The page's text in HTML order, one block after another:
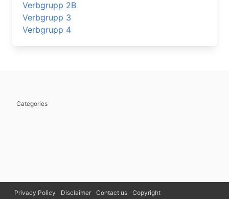
Verbgrupp 2B
Verbgrupp 3
Verbgrupp 4
Categories
Privacy Policy Disclaimer Contact us Copyright